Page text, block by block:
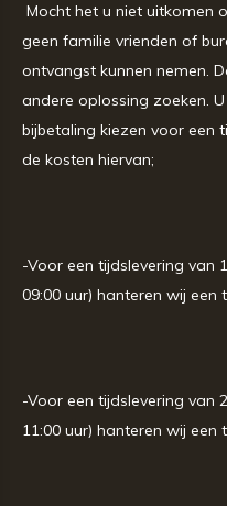
Mocht het u niet uitkomen
geen familie vrienden of
ontvangst kunnen nemen.
andere oplossing zoeken.
bijbetaling kiezen voor een
de kosten hiervan;
-Voor een tijdslevering van
09:00 uur) hanteren wij een
-Voor een tijdslevering van
11:00 uur) hanteren wij een